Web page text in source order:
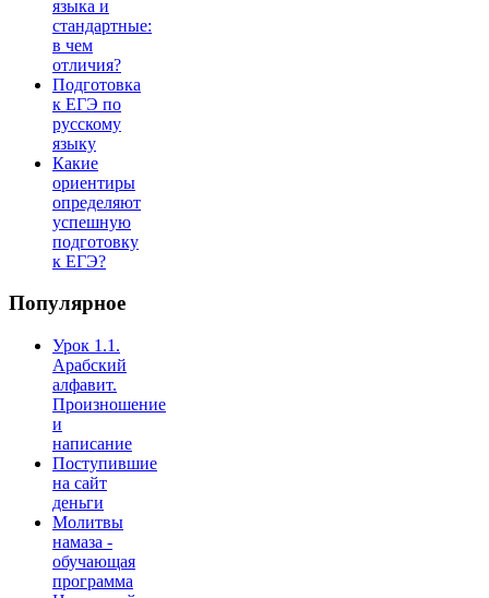
языка и
стандартные:
в чем
отличия?
Подготовка
к ЕГЭ по
русскому
языку
Какие
ориентиры
определяют
успешную
подготовку
к ЕГЭ?
Популярное
Урок 1.1.
Арабский
алфавит.
Произношение
и
написание
Поступившие
на сайт
деньги
Молитвы
намаза -
обучающая
программа